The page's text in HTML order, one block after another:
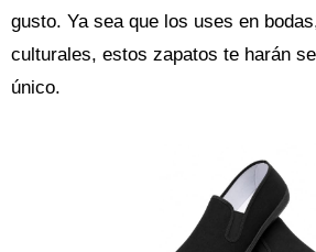
gusto. Ya sea que los uses en
culturales, estos zapatos te harán
único.